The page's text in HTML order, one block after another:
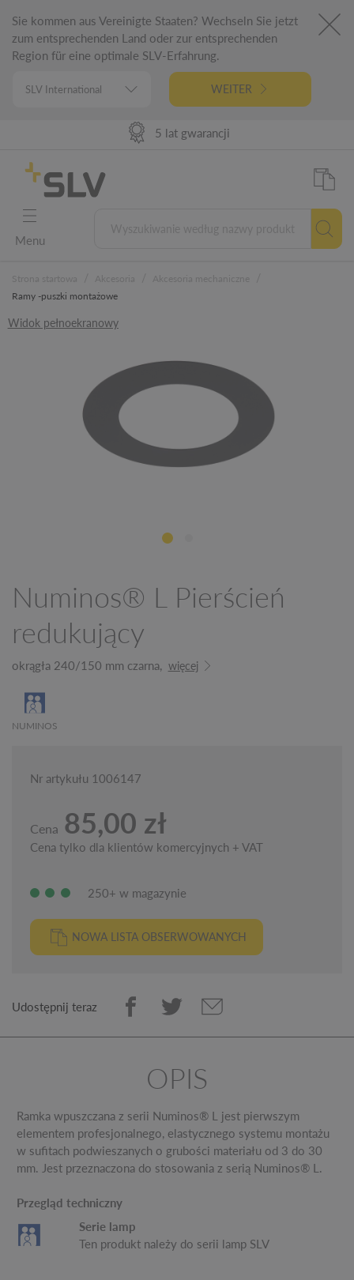
Sie kommen aus Vereinigte Staaten? Wechseln Sie jetzt
zum entsprechenden Land oder zur entsprechenden
Region für eine optimale SLV-Erfahrung.
WEITER
98% Dostępności towarów
Dostawa 24h DE | 48h EU
5 lat gwarancji
Niemiecka inżynieria
Menu
Ramy -puszki montażowe
Widok pełnoekranowy
Numinos® L Pierścień
redukujący
okrągła 240/150 mm czarna, więcej
NUMINOS
Nr artykułu 1006147
Cena 85,00 zł
Cena tylko dla klientów komercyjnych + VAT
250+ w magazynie
NOWA LISTA OBSERWOWANYCH
Udostępnij teraz
OPIS
Ramka wpuszczana z serii Numinos® L jest pierwszym
elementem profesjonalnego, elastycznego systemu montażu
w sufitach podwieszanych o grubości materiału od 3 do 30
mm. Jest przeznaczona do stosowania z serią Numinos® L.
Przegląd techniczny
Serie lamp
Ten produkt należy do serii lamp SLV